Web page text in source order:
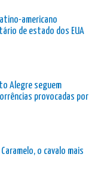
americano
de estado dos EUA
Alegre seguem
provocadas por
o cavalo mais